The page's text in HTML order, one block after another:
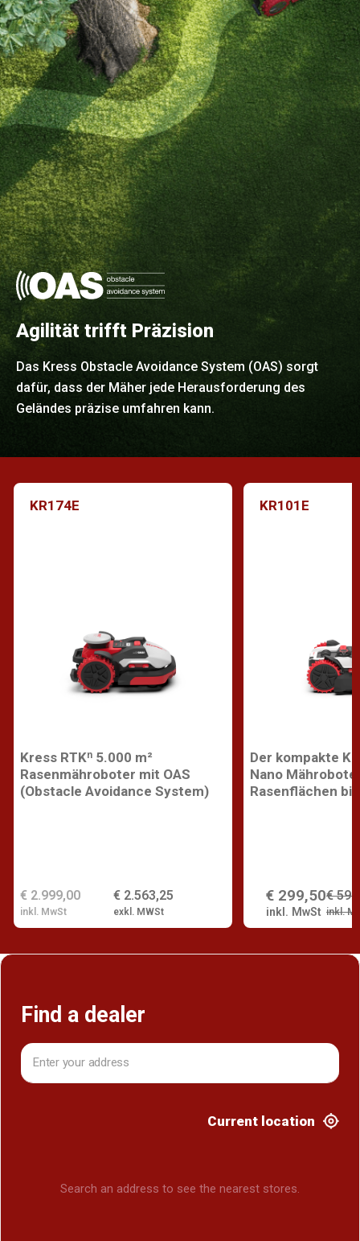
Agilität trifft Präzision
Das Kress Obstacle Avoidance System (OAS) sorgt
dafür, dass der Mäher jede Herausforderung des
Geländes präzise umfahren kann.
KR174E
Kress RTKⁿ 5.000 m²
Rasenmähroboter mit OAS
(Obstacle Avoidance System)
€ 2.563,25
exkl. MWSt
€ 2.999,00
inkl. MwSt
KR101E
Der kompakte
Nano
Rasenflächen
€
inkl.
€ 299,50
inkl. MwSt
Find a dealer
Current location
Search an address to see the nearest stores.